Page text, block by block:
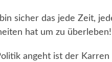
sicher das jede Zeit,
hat um zu
angeht ist der